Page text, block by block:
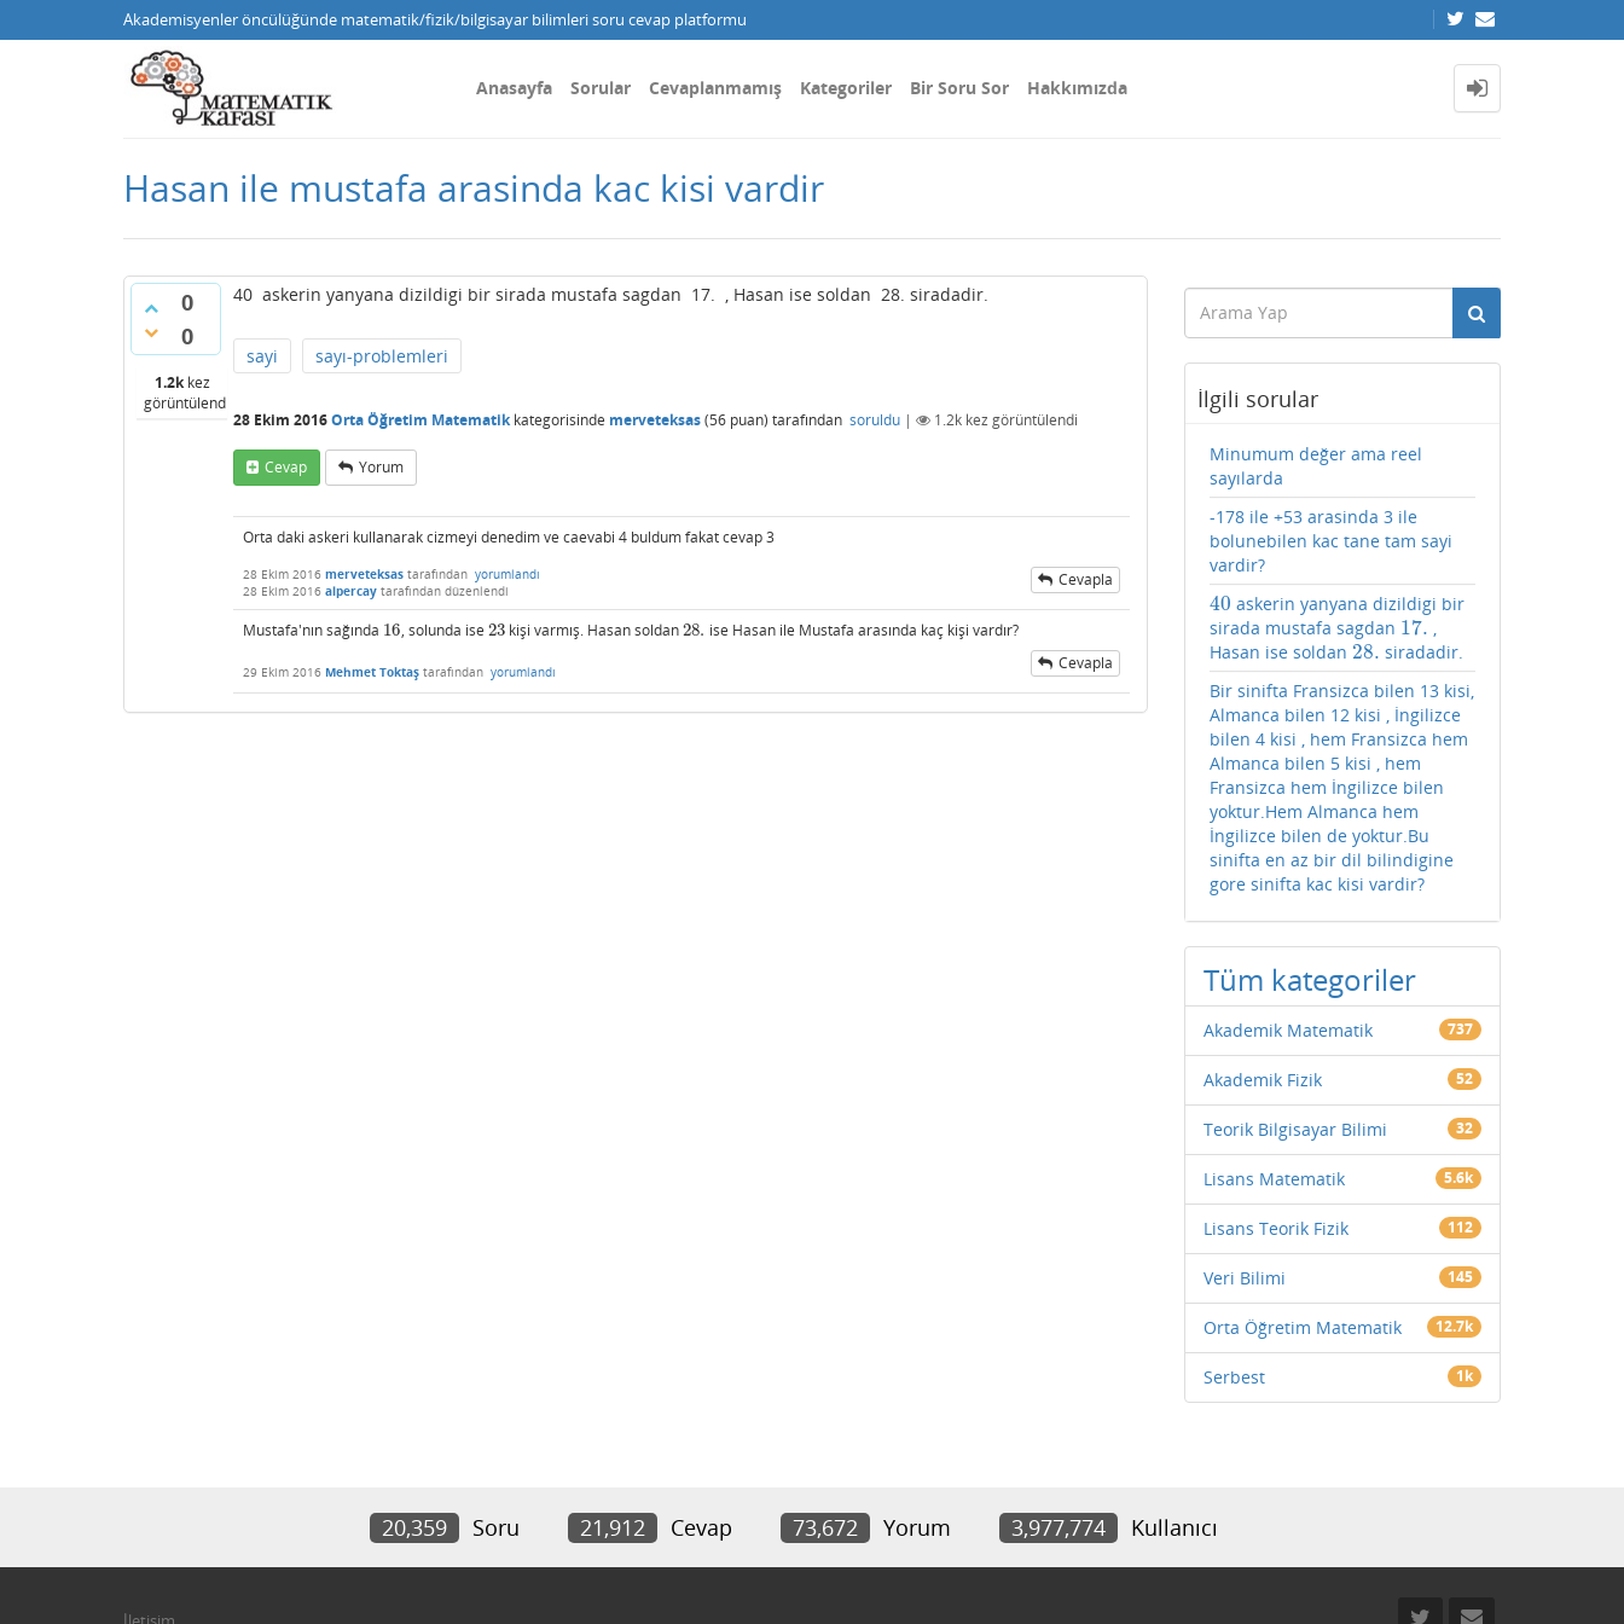
Akademisyenler öncülüğünde matematik/fizik/bilgisayar bilimleri soru cevap platformu
Anasayfa Sorular Cevaplanmamış Kategoriler Bir Soru Sor Hakkımızda
Hasan ile mustafa arasinda kac kisi vardir
0
0
1.2kkez
görüntülendi
40 askerin yanyana dizildigi bir sirada mustafa sagdan 17. , Hasan ise soldan 28. siradadir.
sayi sayı-problemleri
28 Ekim 2016Orta Öğretim Matematikkategorisinde merveteksas(56 puan) tarafından soruldu | 1.2k kez görüntülendi
Cevap Yorum
Orta daki askeri kullanarak cizmeyi denedim ve caevabi 4 buldum fakat cevap 3
28 Ekim 2016 merveteksas tarafından yorumlandı
28 Ekim 2016 alpercay tarafından düzenlendi
Cevapla
Mustafa'nın sağında 16
16, solunda ise 23
23 kişi varmış. Hasan soldan28.
28. ise Hasan ile Mustafa arasında kaç kişi vardır?
29 Ekim 2016 Mehmet Toktaş tarafından yorumlandı Cevapla
İlgili sorular
Minumum değer ama reel
sayılarda
-178 ile +53 arasinda 3 ile
bolunebilen kac tane tam sayi
vardir?
40
40 askerin yanyana dizildigi bir
sirada mustafa sagdan 17.
17. ,
Hasan ise soldan 28.
28. siradadir.
Bir sinifta Fransizca bilen 13 kisi,
Almanca bilen 12 kisi , İngilizce
bilen 4 kisi , hem Fransizca hem
Almanca bilen 5 kisi , hem
Fransizca hem İngilizce bilen
yoktur.Hem Almanca hem
İngilizce bilen de yoktur.Bu
sinifta en az bir dil bilindigine
gore sinifta kac kisi vardir?
Tüm kategoriler
Akademik Matematik 737
Akademik Fizik 52
Teorik Bilgisayar Bilimi 32
Lisans Matematik 5.6k
Lisans Teorik Fizik 112
Veri Bilimi 145
Orta Öğretim Matematik 12.7k
Serbest 1k
20,359 Soru 21,912 Cevap 73,672 Yorum 3,977,774 Kullanıcı